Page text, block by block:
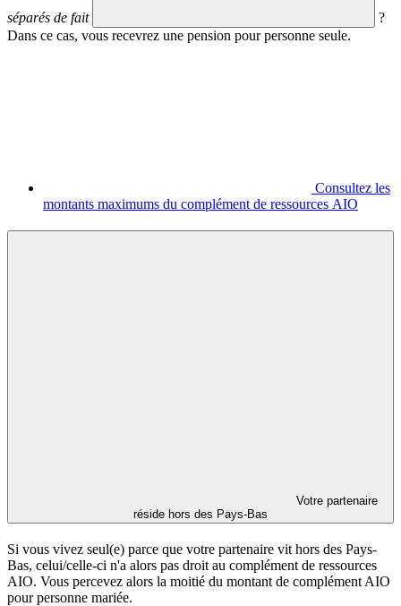
séparés de fait
?
Dans ce cas, vous recevrez une pension pour personne seule.
Consultez les
montants maximums du complément de ressources AIO
Votre partenaire
réside hors des Pays-Bas
Si vous vivez seul(e) parce que votre partenaire vit hors des Pays-
Bas, celui/celle-ci n'a alors pas droit au complément de ressources
AIO. Vous percevez alors la moitié du montant de complément AIO
pour personne mariée.